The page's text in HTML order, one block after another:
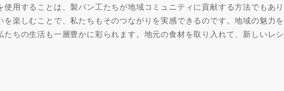
用することは、製パン工たちが地域コミュニティに貢献する方法でもあり
を楽しむことで、私たちもそのつながりを実感できるのです。地域の魅力を
ちの生活も一層豊かに彩られます。地元の食材を取り入れて、新しいレシ